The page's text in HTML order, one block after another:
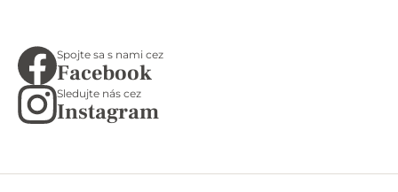
Spojte sa s nami cez
Facebook
Sledujte nás cez
Instagram